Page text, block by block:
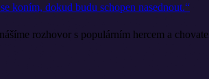
koním, dokud budu schopen nasednout.“
rozhovor s populárním hercem a